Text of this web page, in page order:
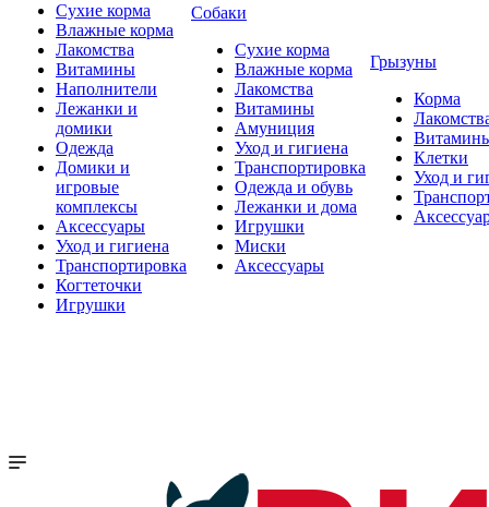
Сухие корма
Влажные корма
Лакомства
Витамины
Наполнители
Лежанки и
домики
Одежда
Домики и
игровые
комплексы
Аксессуары
Уход и гигиена
Транспортировка
Когтеточки
Игрушки
Собаки
Сухие корма
Влажные корма
Лакомства
Витамины
Амуниция
Уход и гигиена
Транспортировка
Одежда и обувь
Лежанки и дома
Игрушки
Миски
Аксессуары
Грызуны
Корма
Клетки
Уход и